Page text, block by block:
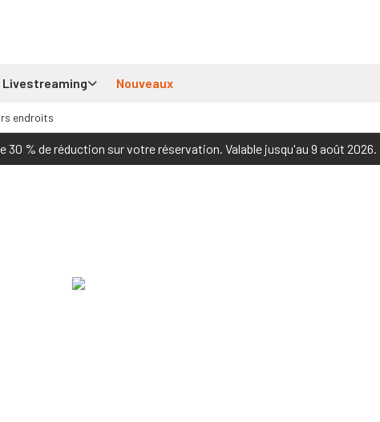
Livestreaming Nouveaux
endroits
% de réduction sur votre réservation. Valable jusqu'au 9 août 2026.